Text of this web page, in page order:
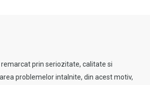
remarcat prin seriozitate, calitate si
problemelor intalnite, din acest motiv,